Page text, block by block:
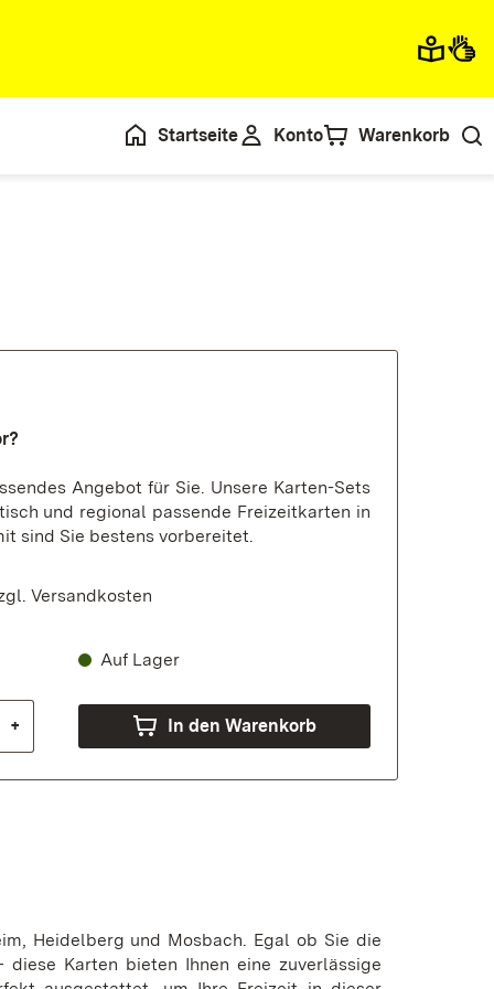
Startseite Konto Warenkorb
Angebot für Sie. Unsere Karten-Sets
und regional passende Freizeitkarten in
sind Sie bestens vorbereitet.
Versandkosten
Auf Lager
+ In den Warenkorb
Heidelberg und Mosbach. Egal ob Sie die
Karten bieten Ihnen eine zuverlässige